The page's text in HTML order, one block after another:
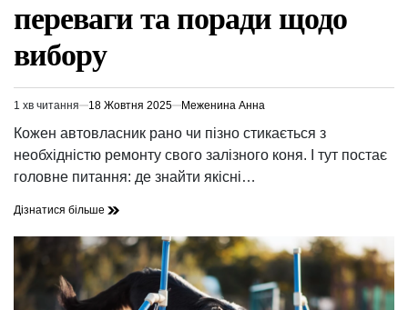
переваги та поради щодо
вибору
Орієнтовний
час
1 хв читання 18 Жовтня 2025 Меженина Анна
Кожен автовласник рано чи пізно стикається з
необхідністю ремонту свого залізного коня. І тут постає
головне питання: де знайти якісні…
Дізнатися більше